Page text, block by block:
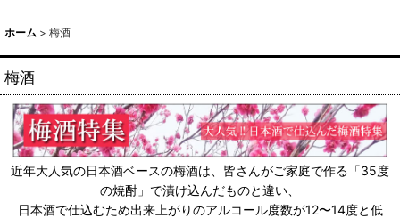
ホーム > 梅酒
梅酒
近年大人気の日本酒ベースの梅酒は、皆さんがご家庭で作る「35度
の焼酎」で漬け込んだものと違い、
日本酒で仕込むため出来上がりのアルコール度数が12〜14度と低